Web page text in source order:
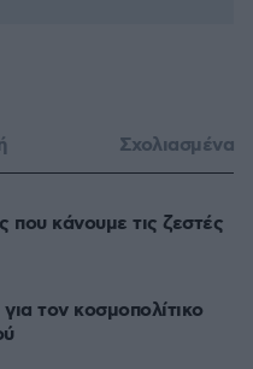
Σχολιασμένα
που κάνουμε τις ζεστές
τον κοσμοπολίτικο